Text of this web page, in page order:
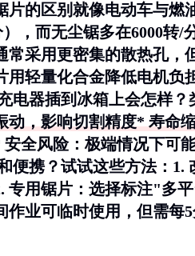
的区别就像电动车与燃
，而无尘锯多在6000转/
常采用更密集的散热孔，
用轻量化合金降低电机负
电器插到冰箱上会怎样
动，影响切割精度* 寿命
安全风险：极端情况下可
便携？试试这些方法：1.
专用锯片 ：选择标注"多
作业可临时使用，但需每